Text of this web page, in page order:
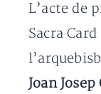
L’acte de
Sacra
Joan